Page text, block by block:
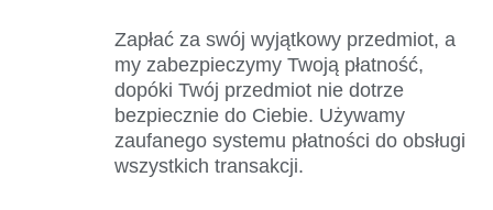
Zapłać za swój wyjątkowy przedmiot, a
my zabezpieczymy Twoją płatność,
dopóki Twój przedmiot nie dotrze
bezpiecznie do Ciebie. Używamy
zaufanego systemu płatności do obsługi
wszystkich transakcji.